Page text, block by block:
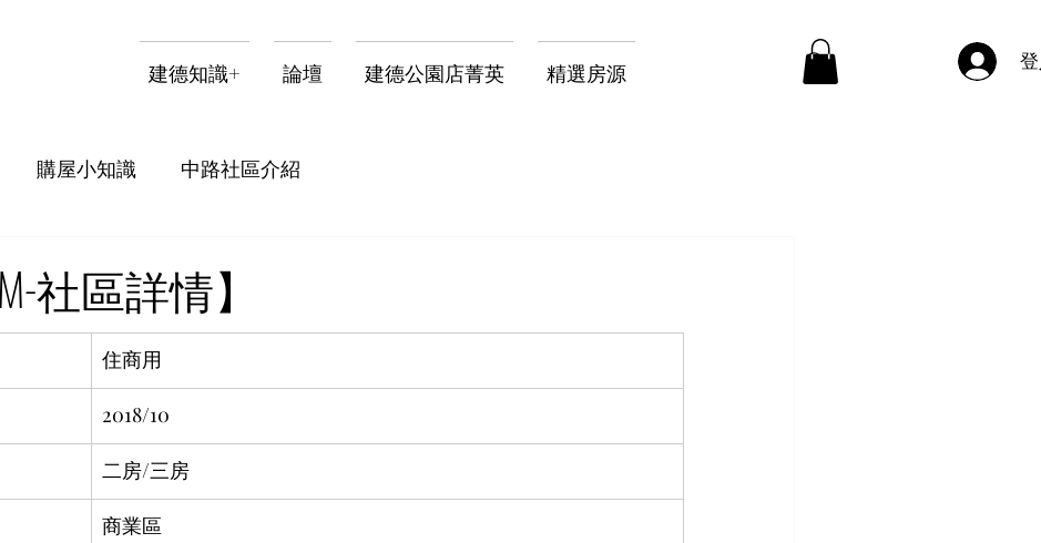
建德知識+ 論壇 建德公園店菁英 精選房源
購屋小知識 中路社區介紹
社區詳情】
住商用
2018/10
二房/三房
商業區